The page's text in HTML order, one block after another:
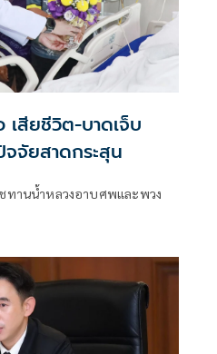
สียชีวิต-บาดเจ็บ
รวจยังไม่ฟันธง ปัจจัยสาดกระสุน
ทานน้ำหลวงอาบศพและพวง